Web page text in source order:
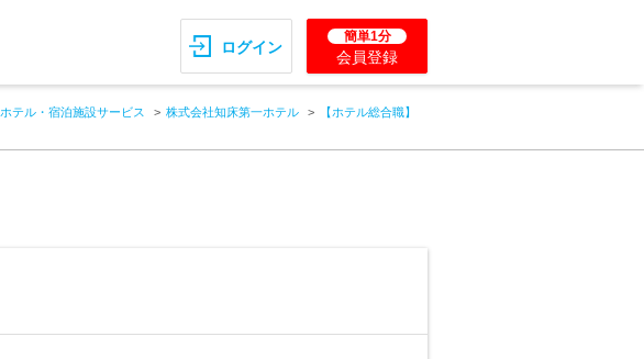
ログイン
簡単1分
会員登録
ホテル・宿泊施設サービス 株式会社知床第一ホテル
【ホテル総合職】